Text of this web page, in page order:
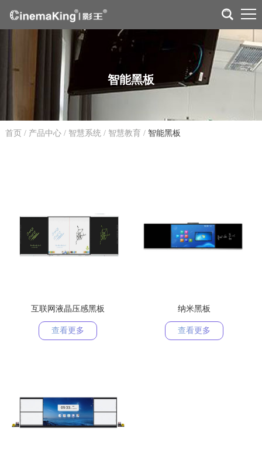
智能黑板
首页 / 产品中心/ 智慧系统/ 智慧教育 / 智能黑板
互联网液晶压感黑板
查看更多
纳米黑板
查看更多